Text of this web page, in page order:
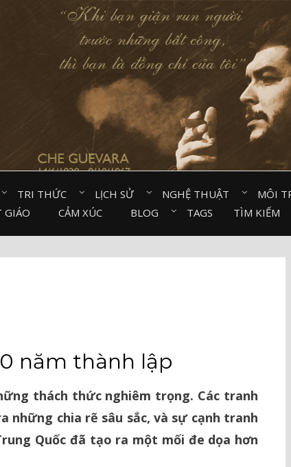
TRI THỨC⠀ LỊCH SỬ⠀ NGHỆ THUẬT⠀ MÔI
CẢM XÚC⠀ BLOG⠀ TAGS TÌM KIẾM
năm thành lập
thách thức nghiêm trọng. Các tranh
những chia rẽ sâu sắc, và sự cạnh tranh
Quốc đã tạo ra một mối đe dọa hơn